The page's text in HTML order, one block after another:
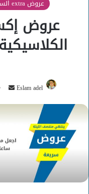
عروض extra السعودية اليوم
عروض
Eslam adel
أرسل